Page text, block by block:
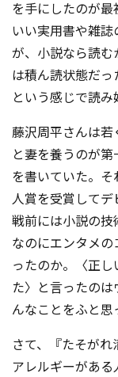
を手にしたのが
いい実用書や雑
が、小説なら読む
は積ん読状態だ
という感じで読み
藤沢周平さんは
と妻を養うのが
を書いていた。
人賞を受賞してデ
戦前には小説の技
なのにエンタメ
ったのか。〈正
た〉と言ったの
んなことをふと思
さて、『たそが
アレルギーがあ